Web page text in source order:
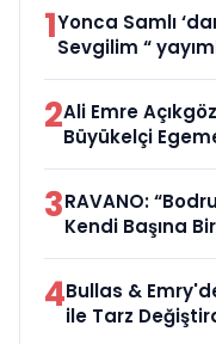
1Yonca Samlı
Sevgilim “
2Ali Emre
Büyükelçi
3RAVANO:
Kendi Başına
4Bullas &
ile Tarz